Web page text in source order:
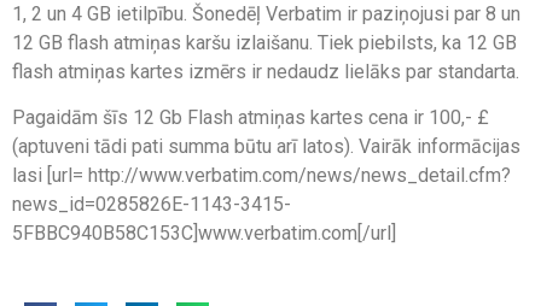
1, 2 un 4 GB ietilpību. Šonedēļ Verbatim ir paziņojusi par 8 un
12 GB flash atmiņas karšu izlaišanu. Tiek piebilsts, ka 12 GB
flash atmiņas kartes izmērs ir nedaudz lielāks par standarta.
Pagaidām šīs 12 Gb Flash atmiņas kartes cena ir 100,- £
(aptuveni tādi pati summa būtu arī latos). Vairāk informācijas
lasi [url= http://www.verbatim.com/news/news_detail.cfm?
news_id=0285826E-1143-3415-
5FBBC940B58C153C]www.verbatim.com[/url]